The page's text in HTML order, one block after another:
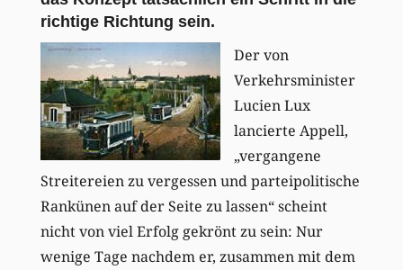
richtige Richtung sein.
Der von
Verkehrsminister
Lucien Lux
lancierte Appell,
„vergangene
Streitereien zu vergessen und parteipolitische
Rankünen auf der Seite zu lassen“ scheint
nicht von viel Erfolg gekrönt zu sein: Nur
wenige Tage nachdem er, zusammen mit dem